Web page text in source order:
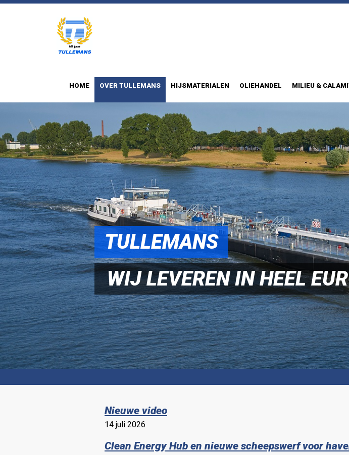
HOME OVER TULLEMANS HIJSMATERIALEN OLIEHANDEL MILIEU &
TULLEMANS
WIJ LEVEREN IN HEEL
Nieuwe video
14 juli 2026
Clean Energy Hub en nieuwe scheepswerf voor